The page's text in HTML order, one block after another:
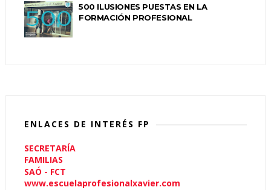
500 ILUSIONES PUESTAS EN LA
FORMACIÓN PROFESIONAL
ENLACES DE INTERÉS FP
SECRETARÍA
FAMILIAS
SAÓ - FCT
www.escuelaprofesionalxavier.com